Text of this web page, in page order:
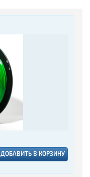
ДОБАВИТЬ В КОРЗИНУ